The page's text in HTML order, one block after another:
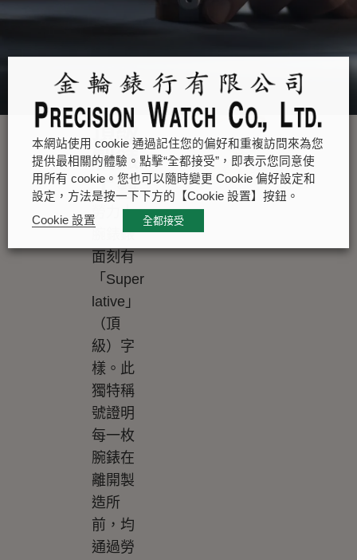
頂級
製錶
工藝
勞力士
腕錶錶
面刻有
「Super
lative」
（頂
級）字
樣。此
獨特稱
號證明
每一枚
腕錶在
離開製
造所
前，均
通過勞
本網站使用 cookie 通過記住您的偏好和重複訪問來為您
提供最相關的體驗。點擊“全都接受”，即表示您同意使
用所有 cookie。您也可以隨時變更 Cookie 偏好設定和
設定，方法是按一下下方的【Cookie 設置】按鈕。
Cookie 設置
全都接受